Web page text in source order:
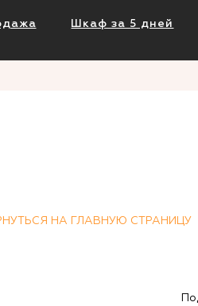
Шкаф за 5 дней
НА ГЛАВНУЮ СТРАНИЦУ